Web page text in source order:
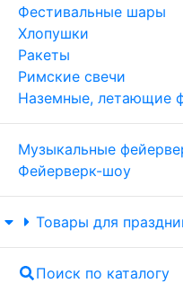
Фестивальные шары
Хлопушки
Ракеты
Римские свечи
Наземные, летающие
Музыкальные
Фейерверк-шоу
Товары для
Поиск по каталогу